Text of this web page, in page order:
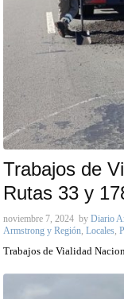
Trabajos de
Rutas 33 y
noviembre 7, 2024 by Diario
Armstrong y Región, Locales,
Trabajos de Vialidad